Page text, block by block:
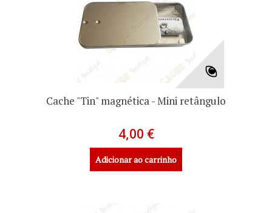
Cache "Tin" magnética - Mini retângulo
4,00 €
Adicionar ao carrinho